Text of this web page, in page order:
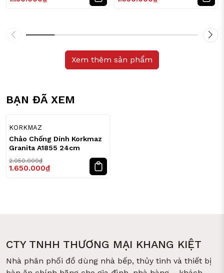
Xem thêm sản phẩm
BẠN ĐÃ XEM
KORKMAZ
Chảo Chống Dính Korkmaz
Granita A1855 24cm
2.050.000₫
1.650.000₫
CTY TNHH THƯƠNG MẠI KHANG KIỆT
Nhà phân phối đồ dùng nhà bếp, thủy tinh và thiết bị